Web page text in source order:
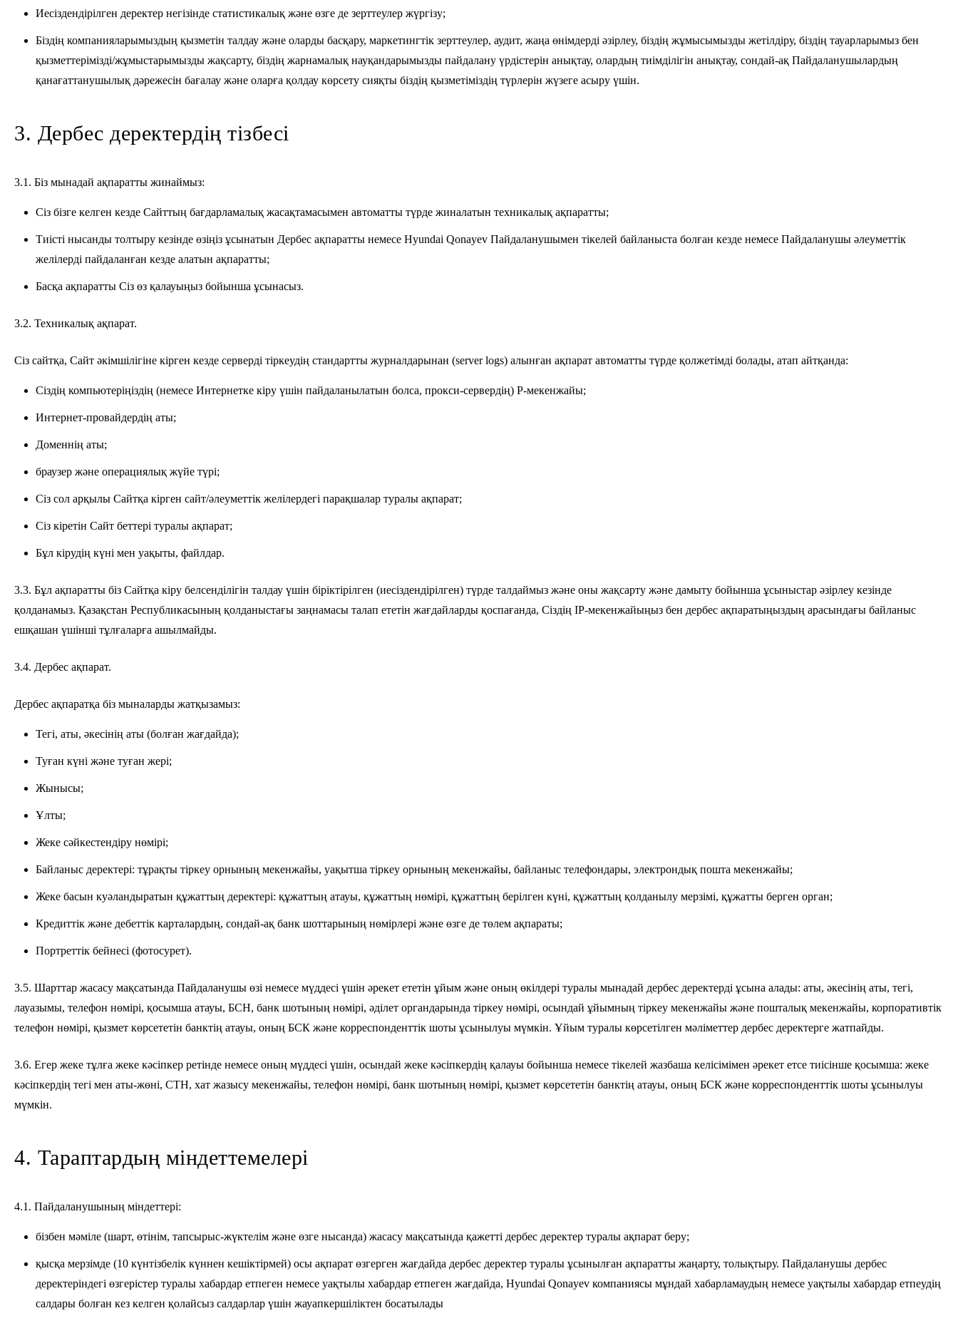
Иесіздендірілген деректер негізінде статистикалық және өзге де зерттеулер жүргізу;
Біздің компанияларымыздың қызметін талдау және оларды басқару, маркетингтік зерттеулер, аудит, жаңа өнімдерді әзірлеу, біздің жұмысымызды жетілдіру, біздің тауарларымыз бен
қызметтерімізді/жұмыстарымызды жақсарту, біздің жарнамалық науқандарымызды пайдалану үрдістерін анықтау, олардың тиімділігін анықтау, сондай-ақ Пайдаланушылардың
қанағаттанушылық дәрежесін бағалау және оларға қолдау көрсету сияқты біздің қызметіміздің түрлерін жүзеге асыру үшін.
3. Дербес деректердің тізбесі
3.1. Біз мынадай ақпаратты жинаймыз:
Сіз бізге келген кезде Сайттың бағдарламалық жасақтамасымен автоматты түрде жиналатын техникалық ақпаратты;
Тиісті нысанды толтыру кезінде өзіңіз ұсынатын Дербес ақпаратты немесе Hyundai Qonayev Пайдаланушымен тікелей байланыста болған кезде немесе Пайдаланушы әлеуметтік
желілерді пайдаланған кезде алатын ақпаратты;
Басқа ақпаратты Сіз өз қалауыңыз бойынша ұсынасыз.
3.2. Техникалық ақпарат.
Сіз сайтқа, Сайт әкімшілігіне кірген кезде серверді тіркеудің стандартты журналдарынан (server logs) алынған ақпарат автоматты түрде қолжетімді болады, атап айтқанда:
Сіздің компьютеріңіздің (немесе Интернетке кіру үшін пайдаланылатын болса, прокси-сервердің) P-мекенжайы;
Интернет-провайдердің аты;
Доменнің аты;
браузер және операциялық жүйе түрі;
Сіз сол арқылы Сайтқа кірген сайт/әлеуметтік желілердегі парақшалар туралы ақпарат;
Сіз кіретін Сайт беттері туралы ақпарат;
Бұл кірудің күні мен уақыты, файлдар.
3.3. Бұл ақпаратты біз Сайтқа кіру белсенділігін талдау үшін біріктірілген (иесіздендірілген) түрде талдаймыз және оны жақсарту және дамыту бойынша ұсыныстар әзірлеу кезінде
қолданамыз. Қазақстан Республикасының қолданыстағы заңнамасы талап ететін жағдайларды қоспағанда, Сіздің IP-мекенжайыңыз бен дербес ақпаратыңыздың арасындағы байланыс
ешқашан үшінші тұлғаларға ашылмайды.
3.4. Дербес ақпарат.
Дербес ақпаратқа біз мыналарды жатқызамыз:
Тегі, аты, әкесінің аты (болған жағдайда);
Туған күні және туған жері;
Жынысы;
Ұлты;
Жеке сәйкестендіру нөмірі;
Байланыс деректері: тұрақты тіркеу орнының мекенжайы, уақытша тіркеу орнының мекенжайы, байланыс телефондары, электрондық пошта мекенжайы;
Жеке басын куәландыратын құжаттың деректері: құжаттың атауы, құжаттың нөмірі, құжаттың берілген күні, құжаттың қолданылу мерзімі, құжатты берген орган;
Кредиттік және дебеттік карталардың, сондай-ақ банк шоттарының нөмірлері және өзге де төлем ақпараты;
Портреттік бейнесі (фотосурет).
3.5. Шарттар жасасу мақсатында Пайдаланушы өзі немесе мүддесі үшін әрекет ететін ұйым және оның өкілдері туралы мынадай дербес деректерді ұсына алады: аты, әкесінің аты, тегі,
лауазымы, телефон нөмірі, қосымша атауы, БСН, банк шотының нөмірі, әділет органдарында тіркеу нөмірі, осындай ұйымның тіркеу мекенжайы және пошталық мекенжайы, корпоративтік
телефон нөмірі, қызмет көрсететін банктің атауы, оның БСК және корреспонденттік шоты ұсынылуы мүмкін. Ұйым туралы көрсетілген мәліметтер дербес деректерге жатпайды.
3.6. Егер жеке тұлға жеке кәсіпкер ретінде немесе оның мүддесі үшін, осындай жеке кәсіпкердің қалауы бойынша немесе тікелей жазбаша келісімімен әрекет етсе тиісінше қосымша: жеке
кәсіпкердің тегі мен аты-жөні, СТН, хат жазысу мекенжайы, телефон нөмірі, банк шотының нөмірі, қызмет көрсететін банктің атауы, оның БСК және корреспонденттік шоты ұсынылуы
мүмкін.
4. Тараптардың міндеттемелері
4.1. Пайдаланушының міндеттері:
бізбен мәміле (шарт, өтінім, тапсырыс-жүктелім және өзге нысанда) жасасу мақсатында қажетті дербес деректер туралы ақпарат беру;
қысқа мерзімде (10 күнтізбелік күннен кешіктірмей) осы ақпарат өзгерген жағдайда дербес деректер туралы ұсынылған ақпаратты жаңарту, толықтыру. Пайдаланушы дербес
деректеріндегі өзгерістер туралы хабардар етпеген немесе уақтылы хабардар етпеген жағдайда, Hyundai Qonayev компаниясы мұндай хабарламаудың немесе уақтылы хабардар етпеудің
салдары болған кез келген қолайсыз салдарлар үшін жауапкершіліктен босатылады